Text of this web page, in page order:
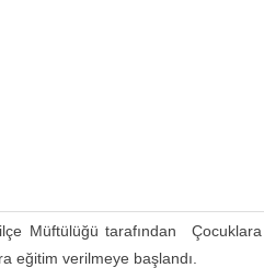
Müftülüğü tarafından
eğitim verilmeye başlandı.